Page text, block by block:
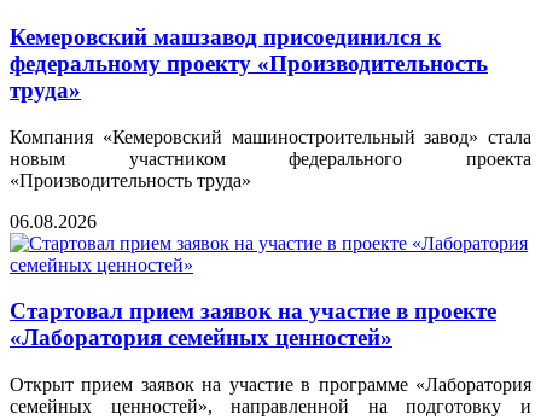
Кемеровский машзавод присоединился к
федеральному проекту «Производительность
труда»
Компания «Кемеровский машиностроительный завод» стала
новым участником федерального проекта
«Производительность труда»
06.08.2026
Стартовал прием заявок на участие в проекте
«Лаборатория семейных ценностей»
Открыт прием заявок на участие в программе «Лаборатория
семейных ценностей», направленной на подготовку и